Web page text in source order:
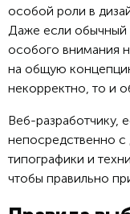
особой роли в
Даже если обычный
особого внимания
на общую
некорректно, то и
Веб-разработчику,
непосредственно с
типографики и
чтобы правильно